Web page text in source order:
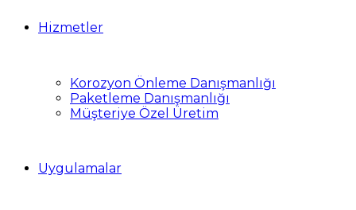
Hizmetler
Korozyon Önleme Danışmanlığı
Paketleme Danışmanlığı
Müşteriye Özel Üretim
Uygulamalar